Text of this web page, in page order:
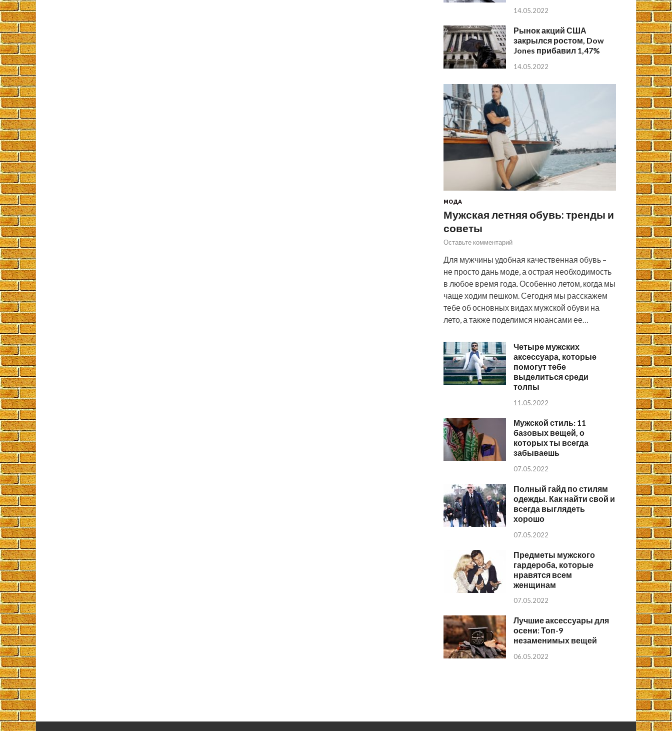
14.05.2022
Рынок акций США
закрылся ростом, Dow
Jones прибавил 1,47%
14.05.2022
МОДА
Мужская летняя обувь: тренды и
советы
Оставьте комментарий
Для мужчины удобная качественная обувь –
не просто дань моде, а острая необходимость
в любое время года. Особенно летом, когда мы
чаще ходим пешком. Сегодня мы расскажем
тебе об основных видах мужской обуви на
лето, а также поделимся нюансами ее…
Четыре мужских
аксессуара, которые
помогут тебе
выделиться среди
толпы
11.05.2022
Мужской стиль: 11
базовых вещей, о
которых ты всегда
забываешь
07.05.2022
Полный гайд по стилям
одежды. Как найти свой и
всегда выглядеть
хорошо
07.05.2022
Предметы мужского
гардероба, которые
нравятся всем
женщинам
07.05.2022
Лучшие аксессуары для
осени: Топ-9
незаменимых вещей
06.05.2022